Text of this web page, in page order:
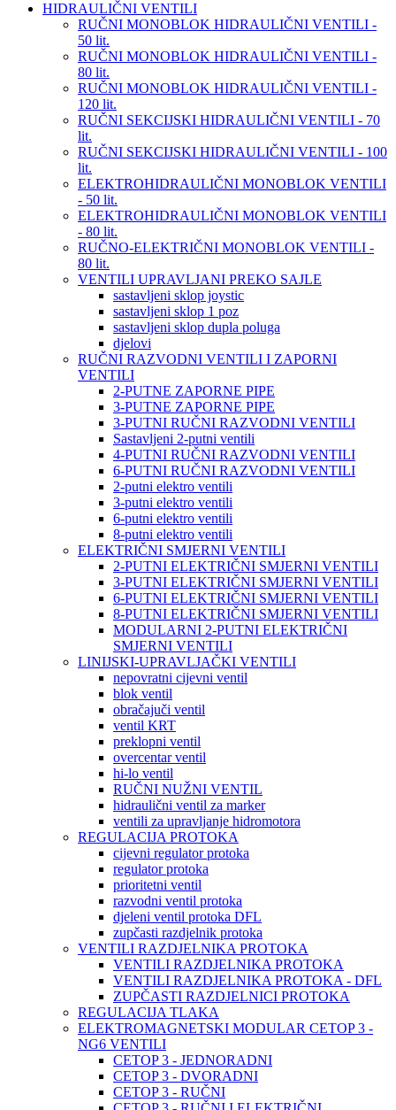
HIDRAULIČNI VENTILI
RUČNI MONOBLOK HIDRAULIČNI VENTILI -
50 lit.
RUČNI MONOBLOK HIDRAULIČNI VENTILI -
80 lit.
RUČNI MONOBLOK HIDRAULIČNI VENTILI -
120 lit.
RUČNI SEKCIJSKI HIDRAULIČNI VENTILI - 70
lit.
RUČNI SEKCIJSKI HIDRAULIČNI VENTILI - 100
lit.
ELEKTROHIDRAULIČNI MONOBLOK VENTILI
- 50 lit.
ELEKTROHIDRAULIČNI MONOBLOK VENTILI
- 80 lit.
RUČNO-ELEKTRIČNI MONOBLOK VENTILI -
80 lit.
VENTILI UPRAVLJANI PREKO SAJLE
sastavljeni sklop joystic
sastavljeni sklop 1 poz
sastavljeni sklop dupla poluga
djelovi
RUČNI RAZVODNI VENTILI I ZAPORNI
VENTILI
2-PUTNE ZAPORNE PIPE
3-PUTNE ZAPORNE PIPE
3-PUTNI RUČNI RAZVODNI VENTILI
Sastavljeni 2-putni ventili
4-PUTNI RUČNI RAZVODNI VENTILI
6-PUTNI RUČNI RAZVODNI VENTILI
2-putni elektro ventili
3-putni elektro ventili
6-putni elektro ventili
8-putni elektro ventili
ELEKTRIČNI SMJERNI VENTILI
2-PUTNI ELEKTRIČNI SMJERNI VENTILI
3-PUTNI ELEKTRIČNI SMJERNI VENTILI
6-PUTNI ELEKTRIČNI SMJERNI VENTILI
8-PUTNI ELEKTRIČNI SMJERNI VENTILI
MODULARNI 2-PUTNI ELEKTRIČNI
SMJERNI VENTILI
LINIJSKI-UPRAVLJAČKI VENTILI
nepovratni cijevni ventil
blok ventil
obračajuči ventil
ventil KRT
preklopni ventil
overcentar ventil
hi-lo ventil
RUČNI NUŽNI VENTIL
hidraulični ventil za marker
ventili za upravljanje hidromotora
REGULACIJA PROTOKA
cijevni regulator protoka
regulator protoka
prioritetni ventil
razvodni ventil protoka
djeleni ventil protoka DFL
zupčasti razdjelnik protoka
VENTILI RAZDJELNIKA PROTOKA
VENTILI RAZDJELNIKA PROTOKA
VENTILI RAZDJELNIKA PROTOKA - DFL
ZUPČASTI RAZDJELNICI PROTOKA
REGULACIJA TLAKA
ELEKTROMAGNETSKI MODULAR CETOP 3 -
NG6 VENTILI
CETOP 3 - JEDNORADNI
CETOP 3 - DVORADNI
CETOP 3 - RUČNI